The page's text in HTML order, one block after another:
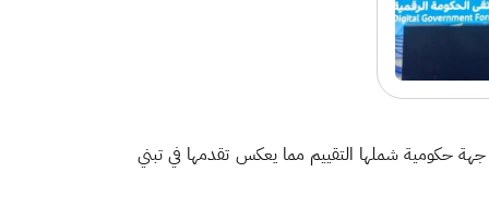
وزارة البيئة والمياه والزراعة مرحلة الإبداع في نتائج مؤشر قياس التحول الرقمي لعام 2025م، بنسبة 90.54% من بين 240 جهة حكومية شملها التقييم مما يعكس تقدمها في تبني